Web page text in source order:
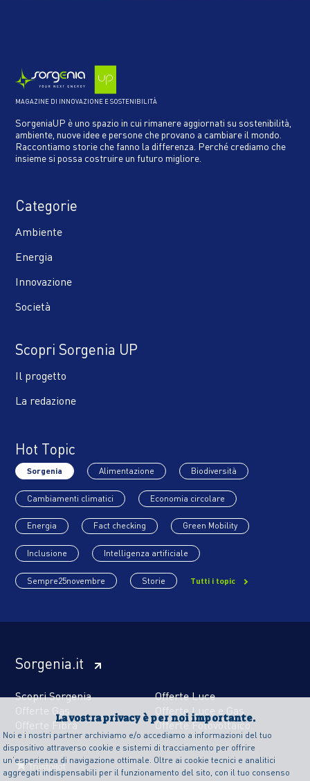
La vostra privacy è per noi importante.
Noi e i nostri partner archiviamo e/o accediamo a informazioni del tuo
dispositivo attraverso cookie e sistemi di tracciamento per offrire
un’esperienza di navigazione ottimale. Oltre ai cookie tecnici e analitici
aggregati indispensabili per il funzionamento del sito, con il tuo consenso
MAGAZINE DI INNOVAZIONE E SOSTENIBILITÀ
SorgeniaUP è uno spazio in cui rimanere aggiornati su sostenibilità,
ambiente, nuove idee e persone che provano a cambiare il mondo.
Raccontiamo storie che fanno la differenza. Perché crediamo che
insieme si possa costruire un futuro migliore.
Categorie
Ambiente
Energia
Innovazione
Società
Scopri Sorgenia UP
Il progetto
La redazione
Hot Topic
Sorgenia Alimentazione Biodiversità
Cambiamenti climatici Economia circolare
Energia Fact checking Green Mobility
Inclusione Intelligenza artificiale
Sempre25novembre Storie Tutti i topic
Sorgenia.it
Scopri Sorgenia
Offerte Luce
Offerte Gas
Offerte Luce e Gas
Offerte Fibra
Offerte Fotovoltaico